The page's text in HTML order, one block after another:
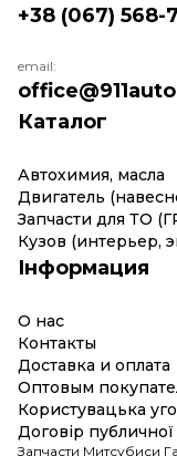
Каталог
Автохимия, масла
Двигатель
Запчасти для ТО
Кузов (интерьер,
Інформация
О нас
Контакты
Доставка и оплата
Оптовым
Користувацька
Договір
+38 (067) 568-
email:
Запчасти Митсубиси